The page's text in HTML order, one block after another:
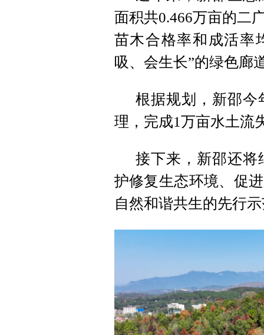
面积共0.466万亩的二
苗木合格率和成活率
吸、会生长”的绿色廊
根据规划，新邵今
理，完成1万亩水土流
接下来，新邵还将
护修复生态环境、促
自然和谐共生的先行